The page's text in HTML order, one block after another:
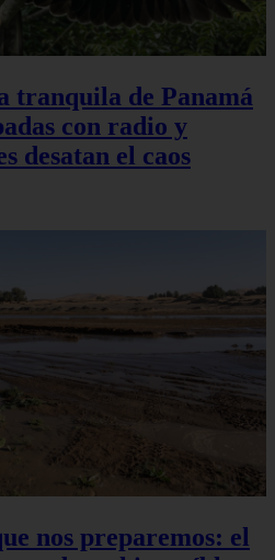
tranquila de Panamá
con radio y
desatan el caos
nos preparemos: el